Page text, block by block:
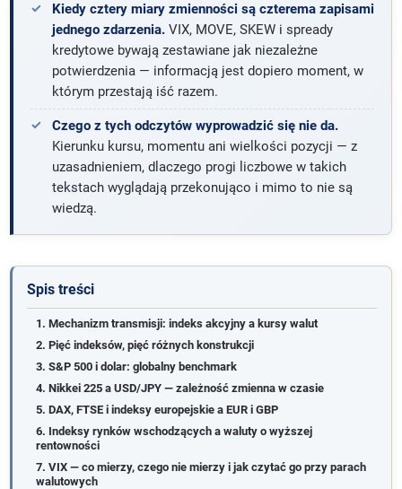
Kiedy cztery miary zmienności są czterema zapisami
jednego zdarzenia.VIX, MOVE, SKEW i spready
kredytowe bywają zestawiane jak niezależne
potwierdzenia — informacją jest dopiero moment, w
którym przestają iść razem.
Czego z tych odczytów wyprowadzić się nie da.
Kierunku kursu, momentu ani wielkości pozycji — z
uzasadnieniem, dlaczego progi liczbowe w takich
tekstach wyglądają przekonująco i mimo to nie są
wiedzą.
Spis treści
1. Mechanizm transmisji: indeks akcyjny a kursy walut
2. Pięć indeksów, pięć różnych konstrukcji
3. S&P 500 i dolar: globalny benchmark
4. Nikkei 225 a USD/JPY — zależność zmienna w czasie
5. DAX, FTSE i indeksy europejskie a EUR i GBP
6. Indeksy rynków wschodzących a waluty o wyższej
rentowności
7. VIX — co mierzy, czego nie mierzy i jak czytać go przy parach
walutowych